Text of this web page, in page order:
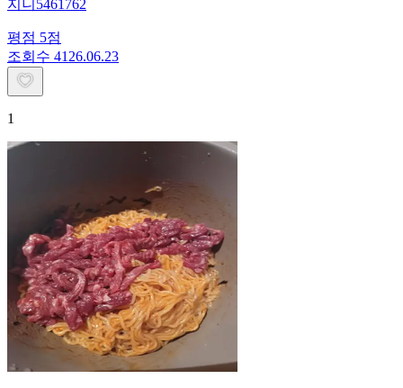
지니5461762
평점 5점
조회수 41 26.06.23
1